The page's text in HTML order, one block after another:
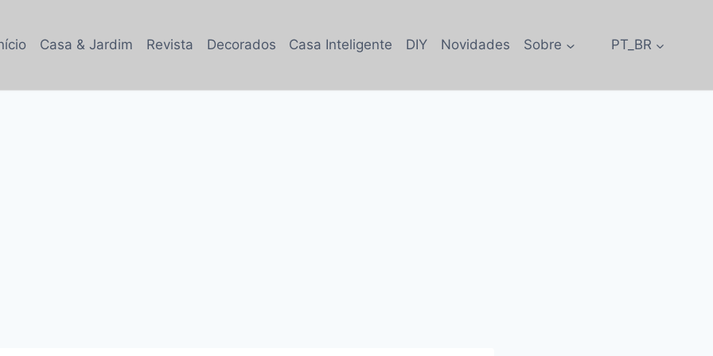
Casa & Jardim Revista Decorados Casa Inteligente DIY Novidades Sobre PT_BR